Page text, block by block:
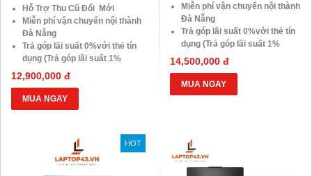
Hỗ Trợ Thu Cũ Đổi Mới
Miễn phí vận chuyển nội thành
Đà Nẵng
Trả góp lãi suất 0%với thẻ tín
dụng (Trả góp lãi suất 1%
HDsaison - chỉ cần CMND
BLX hoặc hộ khẩu gốc )
Giảm 20%khi nâng cấp Ram-
SSD
khách hàng ở xa, HSSV . Săn
10.000 Voucher Giảm
Giá 500.000đ
12,900,000 đ
MUA NGAY
Miễn phí vận chuyển nội thành
Đà Nẵng
Trả góp lãi suất 0%với thẻ tín
dụng (Trả góp lãi suất 1%
HDsaison - chỉ cần CMND
BLX hoặc hộ khẩu gốc )
Giảm 20%khi nâng cấp Ram-
SSD
Giá 500.000đ
14,500,000 đ
MUA NGAY
HOT